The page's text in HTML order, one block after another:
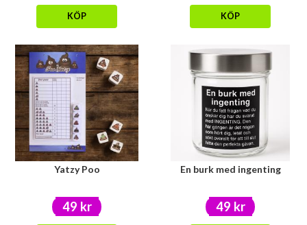
KÖP KÖP
Yatzy Poo
49 kr
En burk med ingenting
49 kr